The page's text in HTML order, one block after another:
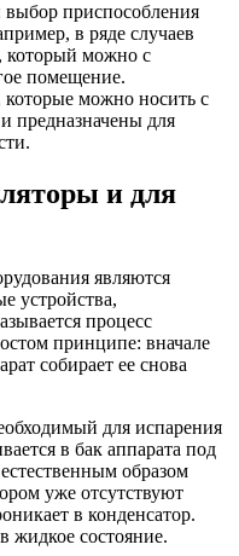
приспособления
в ряде случаев
который можно с
помещение.
можно носить с
предназначены для
и для
являются
устройства,
процесс
принципе: вначале
собирает ее снова
для испарения
в бак аппарата под
образом
уже отсутствуют
в конденсатор.
жидкое состояние.